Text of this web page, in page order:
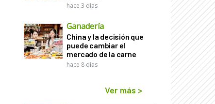
hace 3 días
Ganadería
China y la decisión que
puede cambiar el
mercado de la carne
hace 8 días
Ver más >